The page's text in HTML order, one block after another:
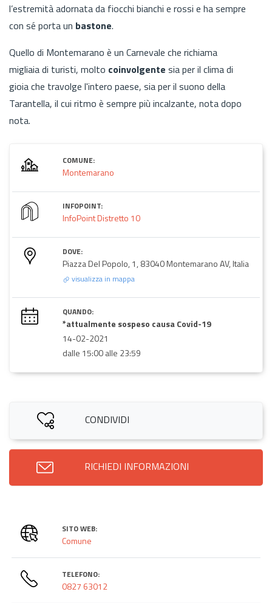
l’estremità adornata da fiocchi bianchi e rossi e ha sempre
con sé porta un bastone.
Quello di Montemarano è un Carnevale che richiama
migliaia di turisti, molto coinvolgente sia per il clima di
gioia che travolge l'intero paese, sia per il suono della
Tarantella, il cui ritmo è sempre più incalzante, nota dopo
nota.
COMUNE:
Montemarano
INFOPOINT:
InfoPoint Distretto 10
DOVE:
Piazza Del Popolo, 1, 83040 Montemarano AV, Italia
visualizza in mappa
QUANDO:
*attualmente sospeso causa Covid-19
14-02-2021
dalle 15:00 alle 23:59
CONDIVIDI
RICHIEDI INFORMAZIONI
SITO WEB:
Comune
TELEFONO:
0827 63012